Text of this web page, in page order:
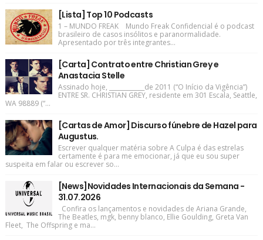
[Lista] Top 10 Podcasts
1 – MUNDO FREAK Mundo Freak Confidencial é o podcast
brasileiro de casos insólitos e paranormalidade.
Apresentado por três integrantes...
[Carta] Contrato entre Christian Grey e
Anastacia Stelle
Assinado hoje, ____________de 2011 (“O Início da Vigência”)
ENTRE SR. CHRISTIAN GREY, residente em 301 Escala, Seattle,
WA 98889 (“...
[Cartas de Amor] Discurso fúnebre de Hazel para
Augustus.
Escrever qualquer matéria sobre A Culpa é das estrelas
certamente é para me emocionar, já que eu sou super
suspeita em falar ou escrever so...
[News]Novidades Internacionais da Semana -
31.07.2026
Confira os lançamentos e novidades de Ariana Grande,
The Beatles, mgk, benny blanco, Ellie Goulding, Greta Van
Fleet, The Offspring e ma...